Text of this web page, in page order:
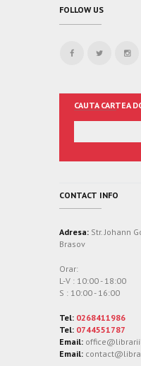
FOLLOW US
CAUTA CARTEA
CONTACT INFO
Adresa: Str. Johann
Brasov
Orar:
L-V : 10:00 - 18:00
S : 10:00 - 16:00
Tel: 0268411986
Tel: 0744551787
Email:
Email: